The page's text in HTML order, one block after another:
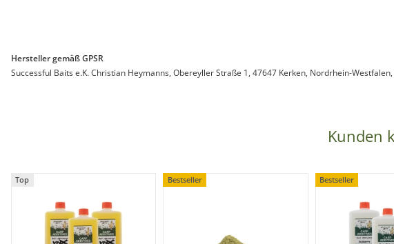
Hersteller gemäß GPSR
Successful Baits e.K. Christian Heymanns, Obereyller Straße 1, 47647 Kerken, Nordrhein-
Kunden
Top Bestseller Bestseller